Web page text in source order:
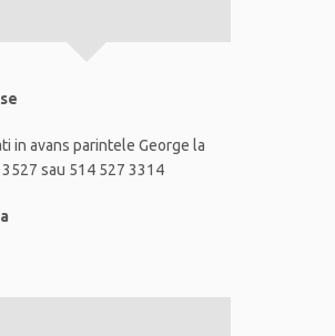
in avans parintele George la
sau 514 527 3314